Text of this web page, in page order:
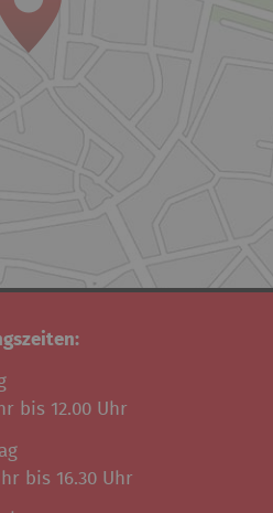
bis 12.00 Uhr
bis 16.30 Uhr